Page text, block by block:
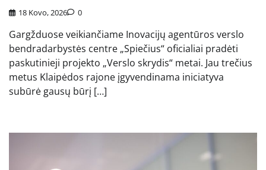
18 Kovo, 2026 0
Gargžduose veikiančiame Inovacijų agentūros verslo
bendradarbystės centre „Spiečius“ oficialiai pradėti
paskutinieji projekto „Verslo skrydis“ metai. Jau trečius
metus Klaipėdos rajone įgyvendinama iniciatyva
subūrė gausų būrį […]